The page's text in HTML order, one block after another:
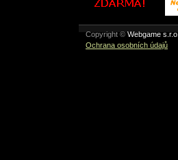
Copyright © Webgame s.r.o.
Ochrana osobních údajů